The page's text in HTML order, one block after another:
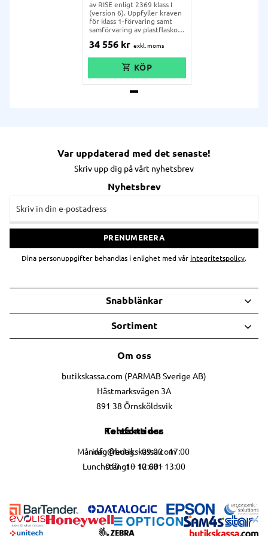
av RISE enligt 2369 klass I
(version 6). Uppfyller kraven
för klass 1-förvaring samt
samförvaring av plastflaskor,
34 556 kr
Var uppdaterad med det senaste!
Skriv upp dig på vårt nyhetsbrev
Nyhetsbrev
PRENUMERERA
Dina personuppgifter behandlas i enlighet med vår integritetspolicy.
Om oss
butikskassa.com (PARMAB Sverige AB)
Hästmarksvägen 3A
891 38 Örnsköldsvik
Kontakta oss
info@butikskassa.com
010 - 10 10 681
Telefontider
Måndag-fredag – 09:00 - 17:00
Lunchstängt – 12:00 - 13:00
Snabblänkar
Sortiment